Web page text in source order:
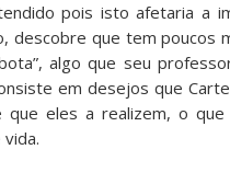
pois isto afetaria a
descobre que tem poucos
algo que seu
em desejos que
eles a realizem, o